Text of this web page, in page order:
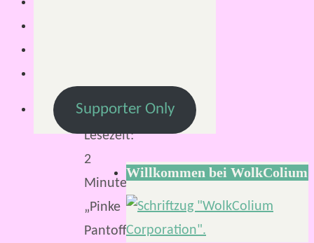
Lesezeit:
2
Minuten
„Pinke
Pantoffeln
Supporter Only
Willkommen bei WolkColium